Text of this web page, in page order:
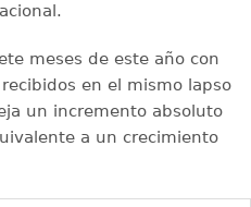
meses de este año con
en el mismo lapso
un incremento absoluto
a un crecimiento